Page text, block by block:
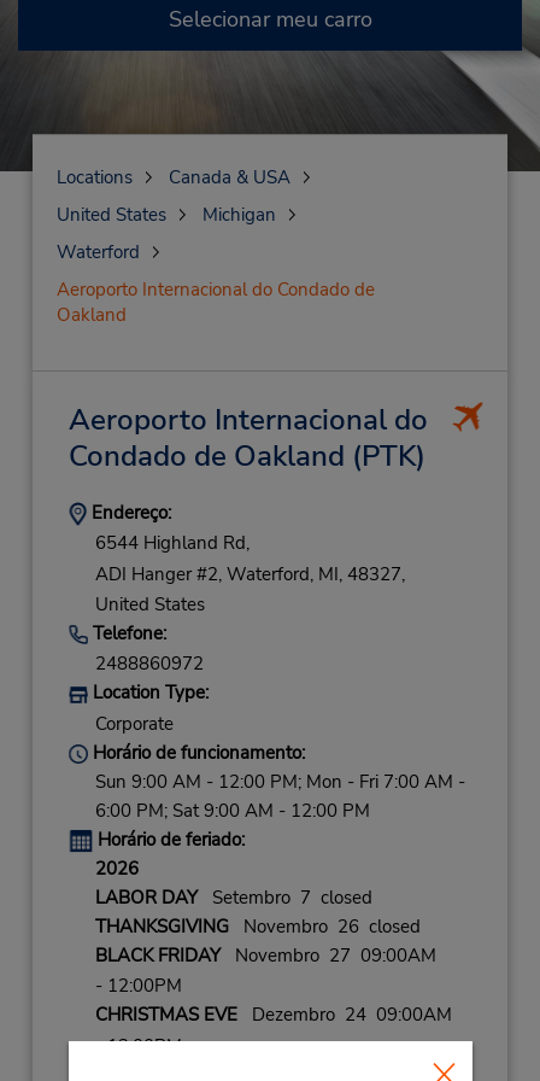
Selecionar meu carro
Locations
Canada & USA
United States
Michigan
Waterford
Aeroporto Internacional do Condado de
Oakland
Aeroporto Internacional do
Condado de Oakland (PTK)
Endereço:
6544 Highland Rd,
ADI Hanger #2, Waterford, MI, 48327,
United States
Telefone:
2488860972
Location Type:
Corporate
Horário de funcionamento:
Sun 9:00 AM - 12:00 PM; Mon - Fri 7:00 AM -
6:00 PM; Sat 9:00 AM - 12:00 PM
Horário de feriado:
2026
LABOR DAYSetembro 7 closed
THANKSGIVINGNovembro 26 closed
BLACK FRIDAYNovembro 27 09:00AM
- 12:00PM
CHRISTMAS EVEDezembro 24 09:00AM
- 12:00PM